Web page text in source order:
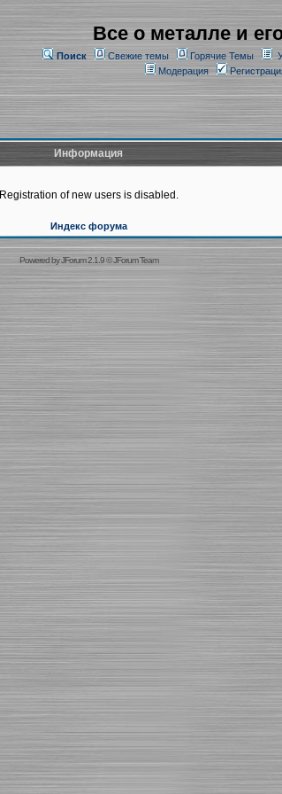
Все о металле и
Поиск Свежие темы Горячие Темы
Модерация
Информация
Registration of new users is disabled.
Индекс форума
Powered byJForum 2.1.9©JForum Team